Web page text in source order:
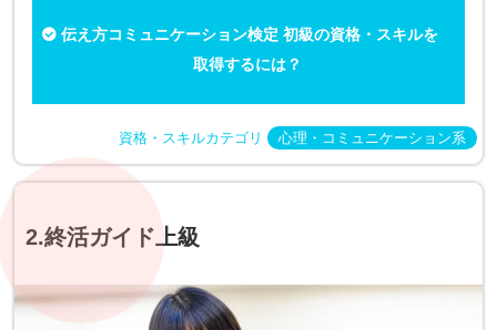
伝え方コミュニケーション検定 初級の資格・スキルを
取得するには？
資格・スキルカテゴリ 心理・コミュニケーション系
2.終活ガイド上級